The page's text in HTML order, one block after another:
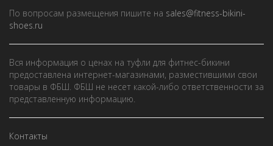
По вопросам размещения пишите на sales@fitness-bikini-
shoes.ru
Вся информация о ценах на туфли для фитнес-бикини
предоставлена интернет-магазинами, разместившими свои
товары в ФБШ. ФБШ не несет какой-либо ответственности за
представленную информацию.
Контакты